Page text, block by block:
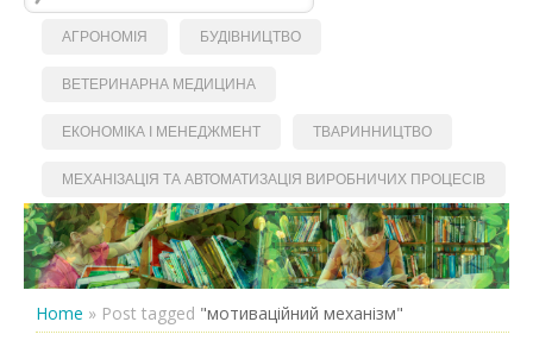
АГРОНОМІЯ БУДІВНИЦТВО
ВЕТЕРИНАРНА МЕДИЦИНА
ЕКОНОМІКА І МЕНЕДЖМЕНТ ТВАРИННИЦТВО
МЕХАНІЗАЦІЯ ТА АВТОМАТИЗАЦІЯ ВИРОБНИЧИХ ПРОЦЕСІВ
Home » Post tagged "мотиваційний механізм"